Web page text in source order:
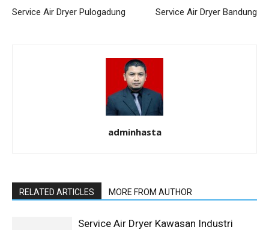
Service Air Dryer Pulogadung Service Air Dryer Bandung
adminhasta
RELATED ARTICLES MORE FROM AUTHOR
Service Air Dryer Kawasan Industri